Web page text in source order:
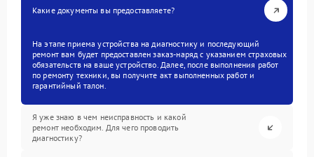
Какие документы вы предоставляете?
На этапе приема устройства на диагностику и последующий
ремонт вам будет предоставлен заказ-наряд с указанием страховых
обязательств на ваше устройство. Далее, после выполнения работ
по ремонту техники, вы получите акт выполненных работ и
гарантийный талон.
Я уже знаю в чем неисправность и какой
ремонт необходим. Для чего проводить
диагностику?